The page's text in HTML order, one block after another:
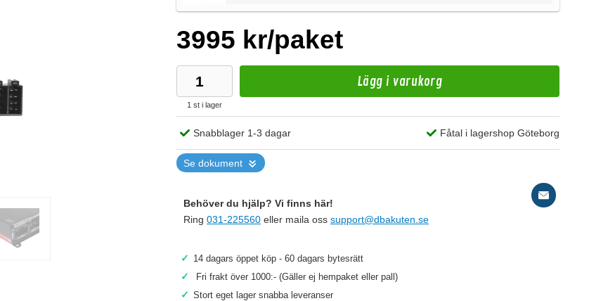
3995 kr/paket
1 st i lager
Lägg i varukorg
Snabblager 1-3 dagar Fåtal i lagershop Göteborg
Se dokument
Behöver du hjälp? Vi finns här!
Ring 031-225560 eller maila oss support@dbakuten.se
✓ 14 dagars öppet köp - 60 dagars bytesrätt
✓ Fri frakt över 1000:- (Gäller ej hempaket eller pall)
✓ Stort eget lager snabba leveranser